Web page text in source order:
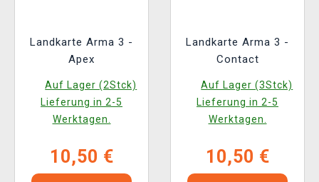
Landkarte Arma 3 -
Apex
Auf Lager (2Stck)
Lieferung in 2-5
Werktagen.
10,50 €
Landkarte Arma 3 -
Contact
Auf Lager (3Stck)
Lieferung in 2-5
Werktagen.
10,50 €